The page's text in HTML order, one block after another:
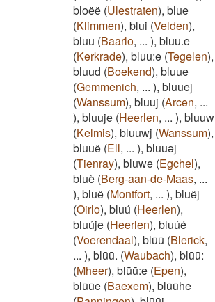
bloëë (Ulestraten), blue
(Klimmen), blui (Velden),
bluu (Baarlo, ... ), bluu.e
(Kerkrade), bluu:e (Tegelen),
bluud (Boekend), bluue
(Gemmenich, ... ), bluuej
(Wanssum), bluuj (Arcen, ...
), bluuje (Heerlen, ... ), bluuw
(Kelmis), bluuwj (Wanssum),
bluuë (Ell, ... ), bluuəj
(Tienray), bluwe (Egchel),
bluè (Berg-aan-de-Maas, ...
), bluë (Montfort, ... ), bluëj
(Oirlo), bluú (Heerlen),
bluúje (Heerlen), bluúé
(Voerendaal), blūū (Blerick,
... ), blūū. (Waubach), blūū:
(Mheer), blūū:e (Epen),
blūūe (Baexem), blūūhe